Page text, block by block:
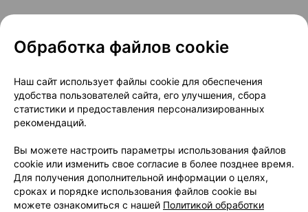
- после прекращения приема или уменьшения дозы
тревожность, депрессия, усталость, потливость
или боль (так называемый синдром отмены
агонистов дофаминовых рецепторов).
Сообщите лечащему врачу, если у вас есть какой-
либо изданных видов поведения; он обсудит с
вами способы управления или уменьшения
симптомов.
Обработка файлов cookie
Наш сайт использует файлы cookie для обеспечения
удобства пользователей сайта, его улучшения, сбора
статистики и предоставления персонализированных
рекомендаций.
Вы можете настроить параметры использования файлов
cookie или изменить свое согласие в более позднее время.
Для получения дополнительной информации о целях,
сроках и порядке использования файлов cookie вы
можете ознакомиться с нашей Политикой обработки